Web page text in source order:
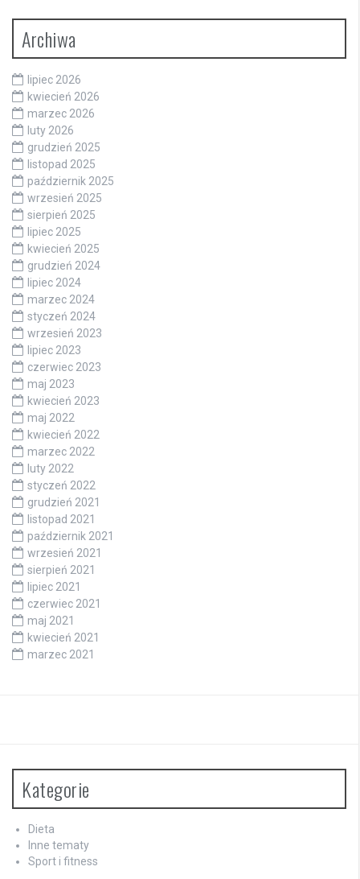
Archiwa
lipiec 2026
kwiecień 2026
marzec 2026
luty 2026
grudzień 2025
listopad 2025
październik 2025
wrzesień 2025
sierpień 2025
lipiec 2025
kwiecień 2025
grudzień 2024
lipiec 2024
marzec 2024
styczeń 2024
wrzesień 2023
lipiec 2023
czerwiec 2023
maj 2023
kwiecień 2023
maj 2022
kwiecień 2022
marzec 2022
luty 2022
styczeń 2022
grudzień 2021
listopad 2021
październik 2021
wrzesień 2021
sierpień 2021
lipiec 2021
czerwiec 2021
maj 2021
kwiecień 2021
marzec 2021
Kategorie
Dieta
Inne tematy
Sport i fitness